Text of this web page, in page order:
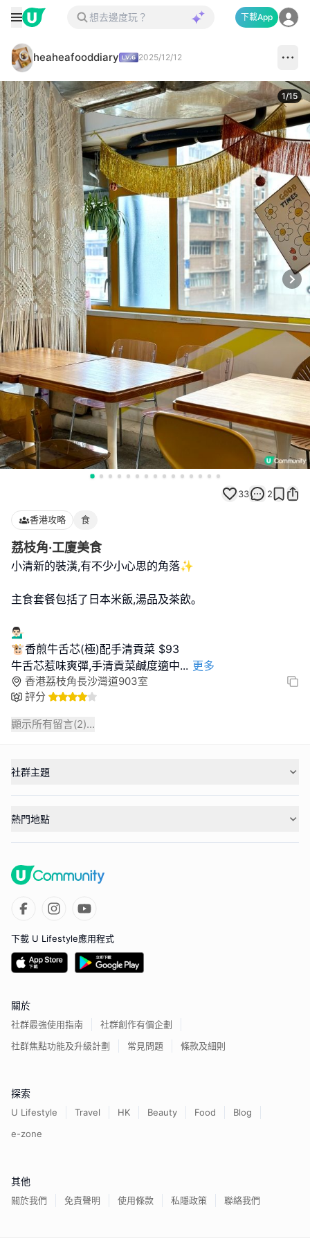
下載App
heaheafooddiary 2025/12/12
1/15
33 2
香港攻略 食
荔枝角·工廈美食
小清新的裝潢,有不少小心思的角落✨
主食套餐包括了日本米飯,湯品及茶飲｡
💁🏻‍♂️
🐮香煎牛舌芯(極)配手清貢菜 $93
牛舌芯惹味爽彈,手清貢菜鹹度適中... 更多
香港荔枝角長沙灣道903室
評分
顯示所有留言(2)...
社群主題
熱門地點
下載 U Lifestyle應用程式
關於
社群最強使用指南
社群創作有價企劃
社群焦點功能及升級計劃
常見問題 條款及細則
探索
U Lifestyle Travel HK Beauty Food
Blog
e-zone
其他
關於我們 免責聲明 使用條款 私隱政策 聯絡我們